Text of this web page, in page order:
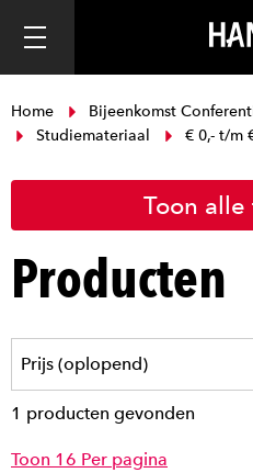
Home Bijeenkomst
Studiemateriaal
€ 0,- t/m
Toon alle
Producten
1 producten gevonden
Toon 16 Per pagina